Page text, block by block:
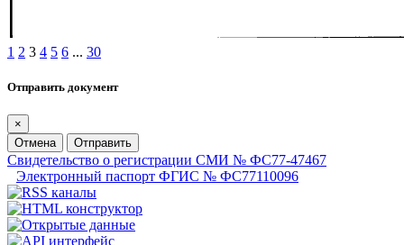
1 2 3 4 5 6 ... 30
Отправить документ
×
Отмена
Отправить
Свидетельство о регистрации СМИ № ФС77-47467
Электронный паспорт ФГИС № ФС77110096